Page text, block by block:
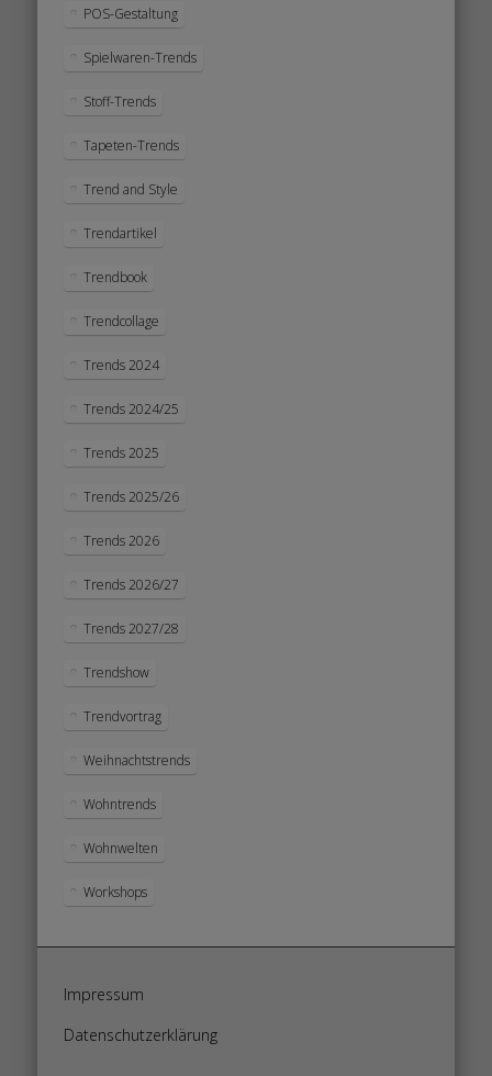
POS-Gestaltung
Spielwaren-Trends
Stoff-Trends
Tapeten-Trends
Trend and Style
Trendartikel
Trendbook
Trendcollage
Trends 2024
Trends 2024/25
Trends 2025
Trends 2025/26
Trends 2026
Trends 2026/27
Trends 2027/28
Trendshow
Trendvortrag
Weihnachtstrends
Wohntrends
Wohnwelten
Workshops
Impressum
Datenschutzerklärung